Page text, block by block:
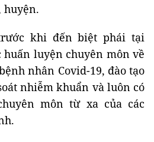
huyện.
khi đến biệt phái tại
luyện chuyên môn về
nhân Covid-19, đào tạo
nhiễm khuẩn và luôn có
môn từ xa của các